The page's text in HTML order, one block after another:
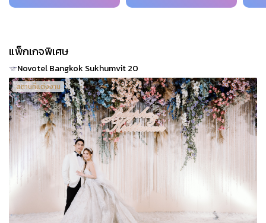
แพ็กเกจพิเศษ
Novotel Bangkok Sukhumvit 20
สถานที่แต่งงาน